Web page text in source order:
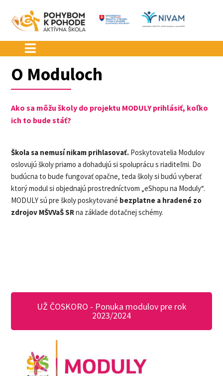
Preskočiť
na
obsah
O Moduloch
Ako sa môžu školy do projektu MODULY prihlásiť, koľko
ich to bude stáť?​
Škola sa nemusí nikam prihlasovať. Poskytovatelia Modulov
oslovujú školy priamo a dohadujú si spoluprácu s riaditeľmi. Do
budúcna to bude fungovať opačne, teda školy si budú vyberať
ktorý modul si objednajú prostredníctvom „eShopu na Moduly“.
MODULY sú pre školy poskytované bezplatne a hradené zo
zdrojov MŠVVaŠ SRna základe dotačnej schémy.
UŽ ČOSKORO - Ponuka modulov pre rok
2023/2024